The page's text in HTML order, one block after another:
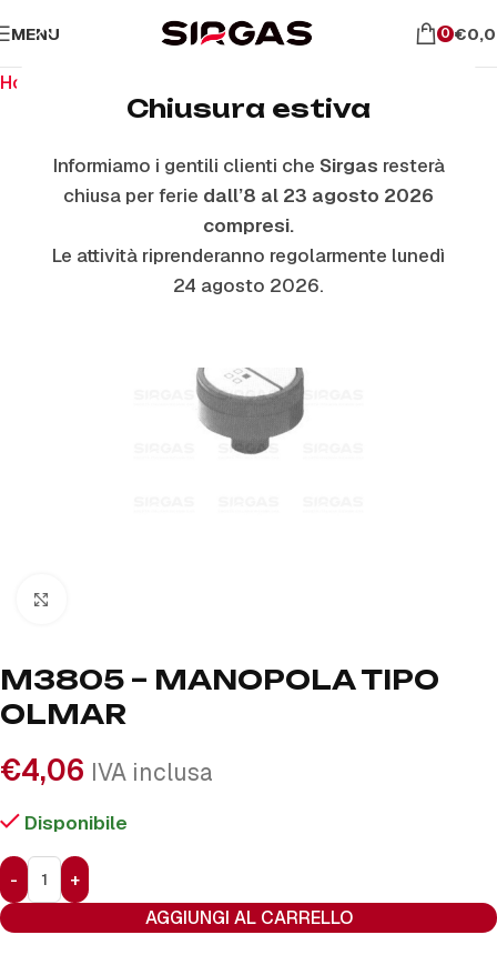
Chiusura estiva
Informiamo i gentili clienti che Sirgas resterà
chiusa per ferie dall’8 al 23 agosto 2026
compresi.
Le attività riprenderanno regolarmente lunedì
24 agosto 2026.
MENU 0 €
Home
M3805 – MANOPOLA TIPO
OLMAR
€4,06 IVA inclusa
Disponibile
AGGIUNGI AL CARRELLO